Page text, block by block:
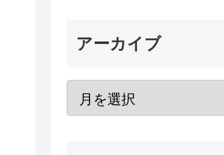
アーカイブ